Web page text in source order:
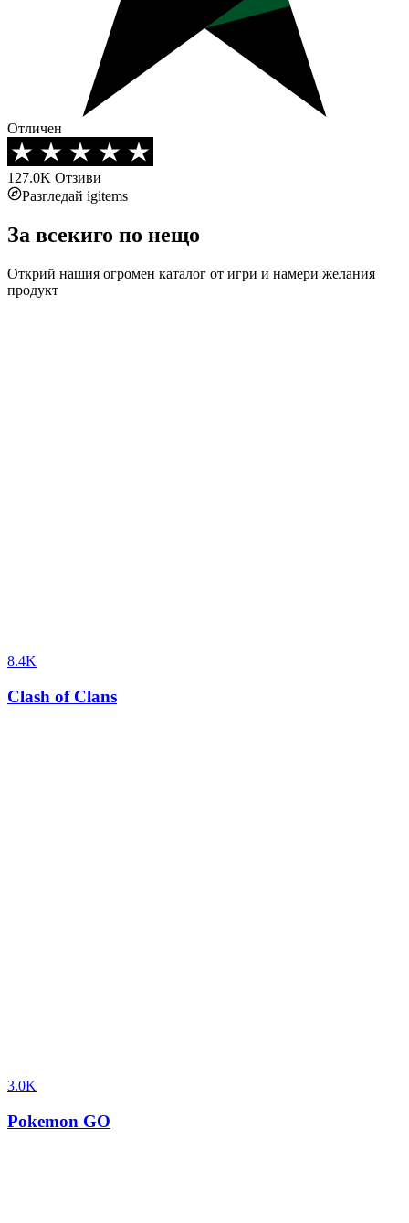
Отличен
127.0K Отзиви
Разгледай igitems
За всекиго по нещо
Открий нашия огромен каталог от игри и намери желания
продукт
8.4K
Clash of Clans
3.0K
Pokemon GO